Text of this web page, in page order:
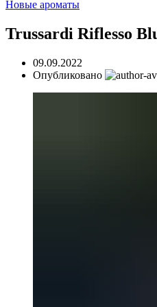
Новые ароматы
Trussardi Riflesso
09.09.2022
Опубликовано